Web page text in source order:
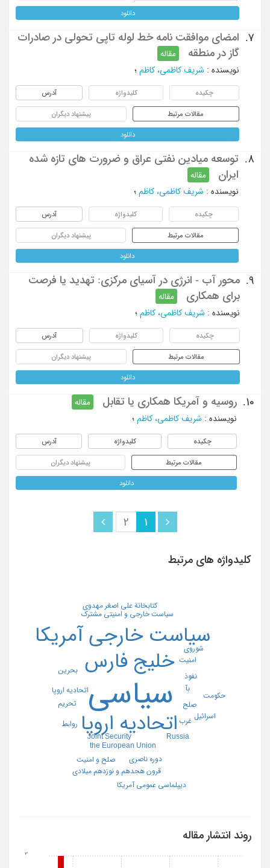
دانلود
7.
امضای موافقت نامه خط لوله تاپی تحولی در صادرات
گاز در منطقه
مقاله
نویسنده : شریف کاظمی، کاظم ؛
چکیده کلیدواژه آدرس
مقالات مرتبط پیشنهاد دیگران
دانلود
8.
توسعه میادین نفتی عراق و ضرورت های تازه شده
ایران
مقاله
نویسنده : شریف کاظمی، کاظم ؛
چکیده کلیدواژه آدرس
مقالات مرتبط پیشنهاد دیگران
دانلود
9.
محور آب - انرژی در آسیای مرکزی: تهدید یا فرصت
برای همکاری
مقاله
نویسنده : شریف کاظمی، کاظم ؛
چکیده کلیدواژه آدرس
مقالات مرتبط پیشنهاد دیگران
دانلود
10. روسیه و آمریکا همکاری یا تقابل
مقاله
نویسنده : شریف کاظمی، کاظم ؛
چکیده کلیدواژه آدرس
مقالات مرتبط پیشنهاد دیگران
دانلود
1
2
کلیدواژه های مرتبط
سیاسی
خلیج فارس
اتحادیه اروپا
سیاست خارجی آمریکا
Joint Security
Russia
the European Union
اتحادیه اروپا
امنیت
بحرین
تحریم
دوره ناصری
سیاست خارجی و امنیتی مشترک
صلح
قرون هجدهم و نوزدهم میلادی
کتابخانة علی اصغر مهدوی
اسرائیل
بآ
حکومت
دیپلماسی عمومی آمریکا
رواﺑﻂ
شوروی
صلح و امنیت
غرب
نفوذ
روند انتشار مقاله
3